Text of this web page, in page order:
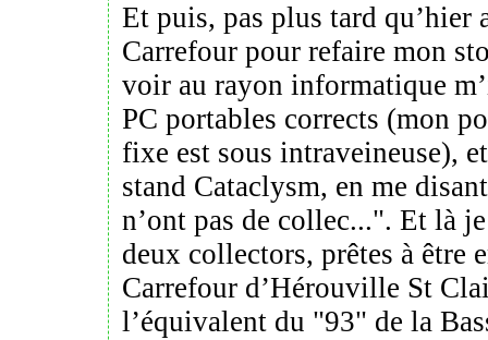
Et puis, pas plus tard qu’hier
Carrefour pour refaire mon
voir au rayon informatique
PC portables corrects (mon
fixe est sous intraveineuse),
stand Cataclysm, en me
n’ont pas de collec...". Et là
deux collectors, prêtes à être
Carrefour d’Hérouville St
l’équivalent du "93" de la